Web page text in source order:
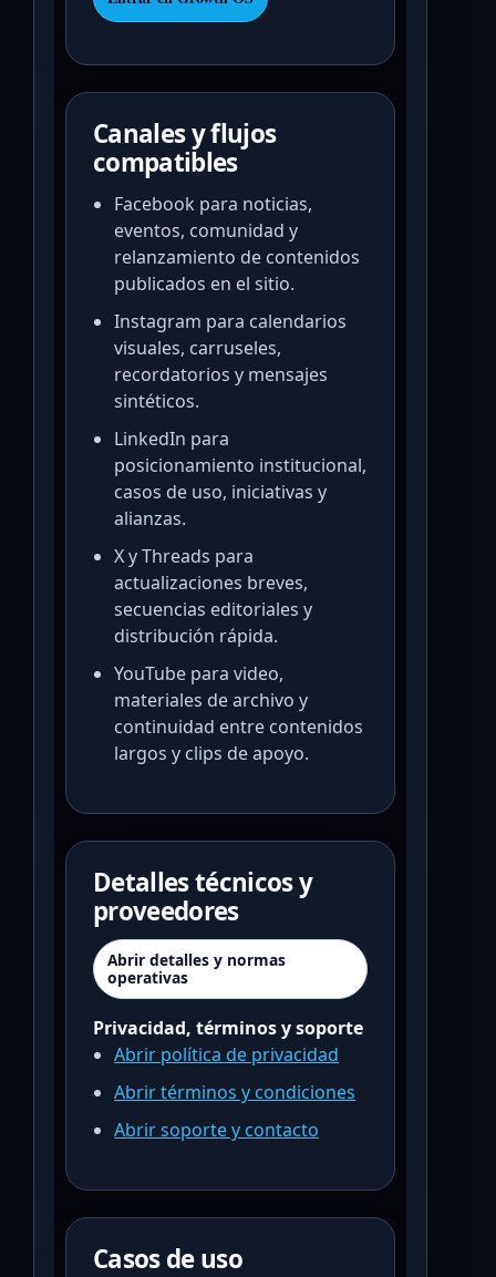
Canales y flujos
compatibles
Facebook para noticias,
eventos, comunidad y
relanzamiento de contenidos
publicados en el sitio.
Instagram para calendarios
visuales, carruseles,
recordatorios y mensajes
sintéticos.
LinkedIn para
posicionamiento institucional,
casos de uso, iniciativas y
alianzas.
X y Threads para
actualizaciones breves,
secuencias editoriales y
distribución rápida.
YouTube para video,
materiales de archivo y
continuidad entre contenidos
largos y clips de apoyo.
Detalles técnicos y
proveedores
Abrir detalles y normas
operativas
Privacidad, términos y soporte
Abrir política de privacidad
Abrir términos y condiciones
Abrir soporte y contacto
Casos de uso